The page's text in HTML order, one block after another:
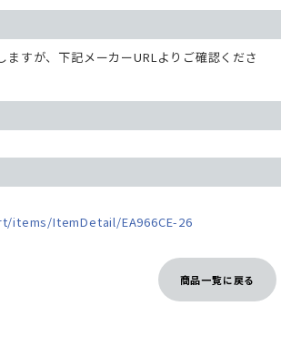
ますが、下記メーカーURLよりご確認くださ
items/ItemDetail/EA966CE-26
商品一覧に戻る